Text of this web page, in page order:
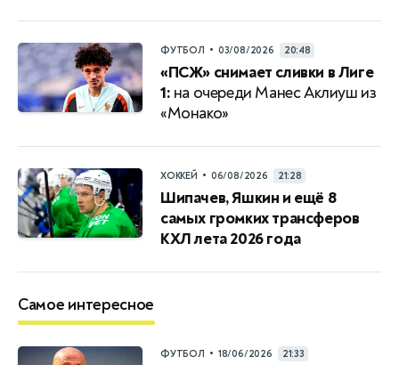
ФУТБОЛ • 03/08/2026 20:48
«ПСЖ» снимает сливки в Лиге
1: на очереди Манес Аклиуш из
«Монако»
ХОККЕЙ • 06/08/2026 21:28
Шипачев, Яшкин и ещё 8
самых громких трансферов
КХЛ лета 2026 года
Самое интересное
ФУТБОЛ • 18/06/2026 21:33